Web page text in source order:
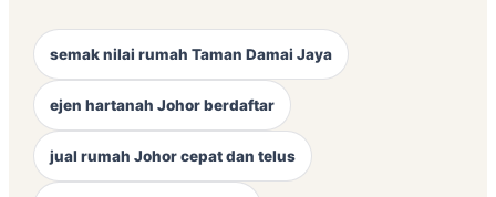
semak nilai rumah Taman Damai Jaya
ejen hartanah Johor berdaftar
jual rumah Johor cepat dan telus